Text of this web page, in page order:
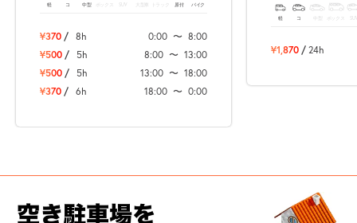
軽 コ 中型 ボックス SUV 大型車 トラック 原付 バイク
¥370 / 8h 0:00 〜 8:00
¥500 / 5h 8:00 〜 13:00
¥500 / 5h 13:00 〜 18:00
¥370 / 6h 18:00 〜 0:00
軽 コ ボックス
¥1,870 / 24h